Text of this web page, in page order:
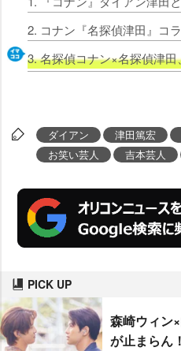
3. 名探偵コナン×名探偵津
ダイアン 津田篤宏
お笑い芸人
吉本芸人
PICK UP
森崎ウィン
が止まらん！